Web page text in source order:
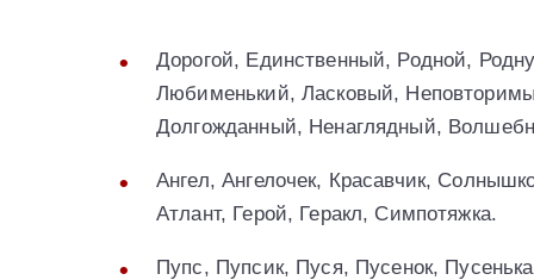
Дорогой, Единственный, Родной,
Любименький, Ласковый,
Долгожданный, Ненаглядный,
Ангел, Ангелочек, Красавчик,
Атлант, Герой, Геракл, Симпотяжка.
Пупс, Пупсик, Пуся, Пусенок,